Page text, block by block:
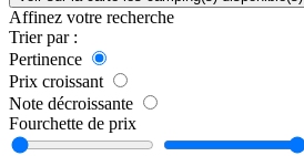
Affinez votre recherche
Trier par :
Pertinence
Prix croissant
Note décroissante
Fourchette de prix